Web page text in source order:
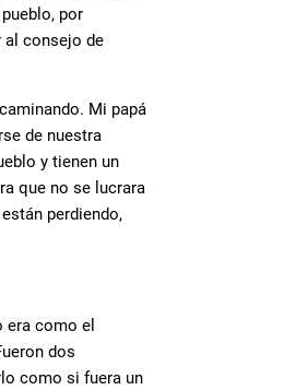
por
al consejo de
Mi papá
de nuestra
y tienen un
que no se lucrara
perdiendo,
como el
dos
como si fuera un